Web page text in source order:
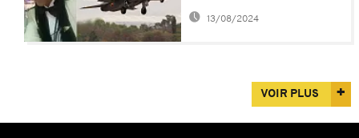
pilote de chasse
13/08/2024
VOIR PLUS